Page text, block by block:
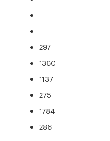
297
1360
1137
275
1784
286